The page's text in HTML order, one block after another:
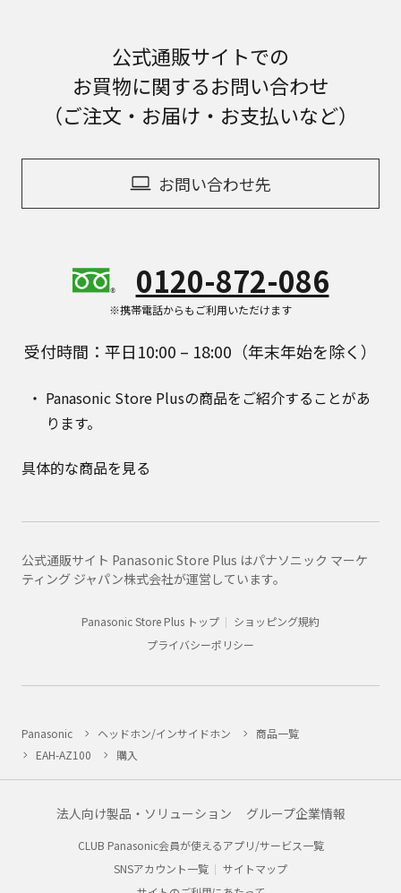
公式通販サイトでの
お買物に関するお問い合わせ
（ご注文・お届け・お支払いなど）
お問い合わせ先
0120-872-086
※携帯電話からもご利用いただけます
受付時間：平日10:00 – 18:00（年末年始を除く）
Panasonic Store Plusの商品をご紹介することがあ
ります。
具体的な商品を見る
公式通販サイト Panasonic Store Plus はパナソニック マーケ
ティング ジャパン株式会社が運営しています。
Panasonic Store Plus トップ
ショッピング規約
プライバシーポリシー
Panasonic ヘッドホン/インサイドホン
商品一覧
EAH-AZ100
購入
法人向け製品・ソリューション グループ企業情報
CLUB Panasonic会員が使えるアプリ/サービス一覧
SNSアカウント一覧
サイトマップ